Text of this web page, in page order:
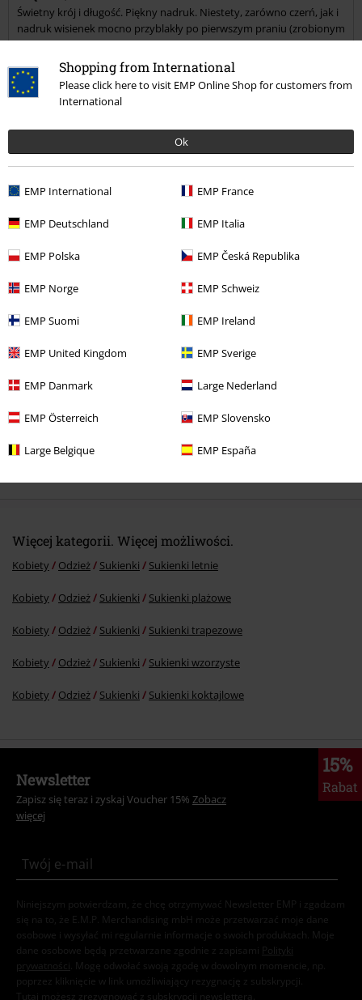
Shopping from International
Please click here to visit EMP Online Shop for customers from
International
Ok
EMP International EMP France
EMP Deutschland EMP Italia
EMP Polska EMP Česká Republika
EMP Norge EMP Schweiz
EMP Suomi EMP Ireland
EMP United Kingdom EMP Sverige
EMP Danmark Large Nederland
EMP Österreich EMP Slovensko
Large Belgique EMP España
Świetny krój i długość. Piękny nadruk. Niestety, zarówno czerń, jak i
nadruk wisienek mocno przyblakły po pierwszym praniu (zrobionym
zgodnie z instrukcjami na metce).
Czy ta opinia okazała się pomocna?
Komentarz
Prześlij komentarz
Ostatnia wizyta
Więcej kategorii. Więcej możliwości.
Kobiety Odzież Sukienki Sukienki letnie
Kobiety Odzież Sukienki Sukienki plażowe
Kobiety Odzież Sukienki Sukienki trapezowe
Kobiety Odzież Sukienki Sukienki wzorzyste
Kobiety Odzież Sukienki Sukienki koktajlowe
15%
Rabat
Newsletter
Zapisz się teraz i zyskaj Voucher 15% Zobacz
więcej
Niniejszym potwierdzam, że chcę otrzymywać Newsletter EMP i zgadzam
się na to, że E.M.P. Merchandising mbH może przetwarzać moje dane
osobowe i wysyłać mi regularnie informacje o swoich produktach. Moje
dane osobowe będą przetwarzane zgodnie z zapisami
Polityki
prywatności . Mogę odwołać swoją zgodę w dowolnym momencie, np.
poprzez kliknięcie w link umożliwiający rezygnację z subskrypcji.
Tutaj możesz zrezygnować z subskrypcji newslettera.